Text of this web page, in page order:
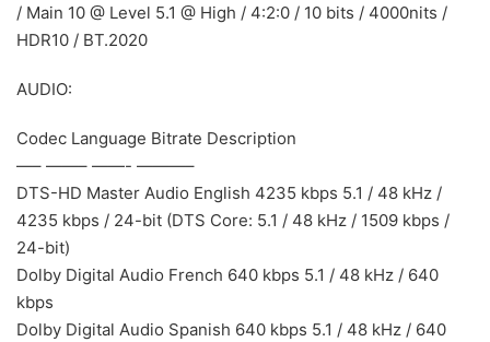
/ Main 10 @ Level 5.1 @ High / 4:2:0 / 10 bits / 4000nits /
HDR10 / BT.2020
AUDIO:
Codec Language Bitrate Description
—– ——– ——- ———–
DTS-HD Master Audio English 4235 kbps 5.1 / 48 kHz /
4235 kbps / 24-bit (DTS Core: 5.1 / 48 kHz / 1509 kbps /
24-bit)
Dolby Digital Audio French 640 kbps 5.1 / 48 kHz / 640
kbps
Dolby Digital Audio Spanish 640 kbps 5.1 / 48 kHz / 640